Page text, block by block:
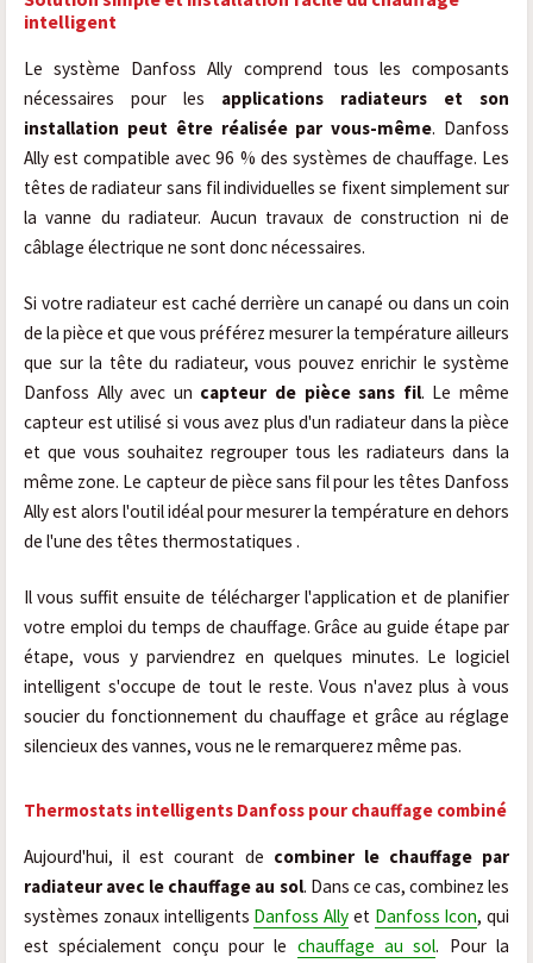
intelligent
Le système Danfoss Ally comprend tous les composants
nécessaires pour les applications radiateurs et son
installation peut être réalisée par vous-même. Danfoss
Ally est compatible avec 96 % des systèmes de chauffage. Les
têtes de radiateur sans fil individuelles se fixent simplement sur
la vanne du radiateur. Aucun travaux de construction ni de
câblage électrique ne sont donc nécessaires.
Si votre radiateur est caché derrière un canapé ou dans un coin
de la pièce et que vous préférez mesurer la température ailleurs
que sur la tête du radiateur, vous pouvez enrichir le système
Danfoss Ally avec un capteur de pièce sans fil. Le même
capteur est utilisé si vous avez plus d'un radiateur dans la pièce
et que vous souhaitez regrouper tous les radiateurs dans la
même zone. Le capteur de pièce sans fil pour les têtes Danfoss
Ally est alors l'outil idéal pour mesurer la température en dehors
de l'une des têtes thermostatiques .
Il vous suffit ensuite de télécharger l'application et de planifier
votre emploi du temps de chauffage. Grâce au guide étape par
étape, vous y parviendrez en quelques minutes. Le logiciel
intelligent s'occupe de tout le reste. Vous n'avez plus à vous
soucier du fonctionnement du chauffage et grâce au réglage
silencieux des vannes, vous ne le remarquerez même pas.
Thermostats intelligents Danfoss pour chauffage combiné
Aujourd'hui, il est courant de combiner le chauffage par
radiateur avec le chauffage au sol. Dans ce cas, combinez les
systèmes zonaux intelligents Danfoss Ally et Danfoss Icon, qui
est spécialement conçu pour le chauffage au sol. Pour la